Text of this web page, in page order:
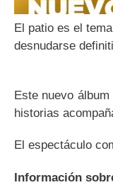
El patio es el
desnudarse
Este nuevo
historias
El espectáculo
Información